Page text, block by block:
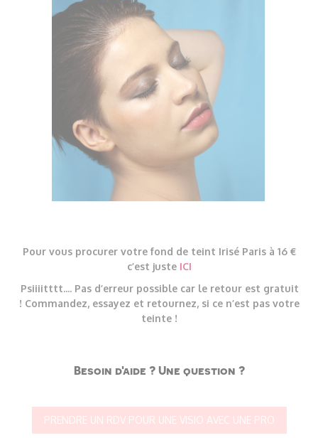
Pour vous procurer votre fond de teint Irisé Paris à 16 €
c’est juste ICI
Psiiiitttt.... Pas d’erreur possible car le retour est gratuit
! Commandez, essayez et retournez, si ce n’est pas votre
teinte !
Besoin d'aide ? Une question ?
PRENDRE UN RDV POUR UNE VISIO AVEC UNE PRO